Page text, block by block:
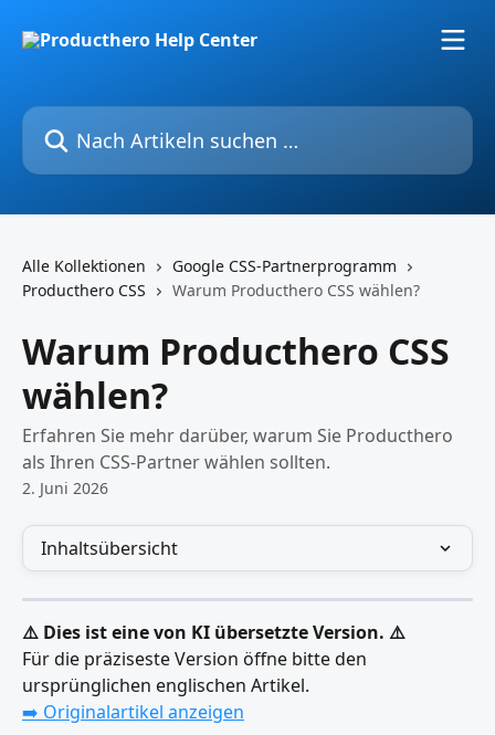
Nach Artikeln suchen …
Alle Kollektionen
Google CSS-Partnerprogramm
Producthero CSS
Warum Producthero CSS wählen?
Warum Producthero CSS
wählen?
Erfahren Sie mehr darüber, warum Sie Producthero
als Ihren CSS-Partner wählen sollten.
2. Juni 2026
Inhaltsübersicht
⚠️ Dies ist eine von KI übersetzte Version. ⚠️
Für die präziseste Version öffne bitte den
ursprünglichen englischen Artikel.
➡️ Originalartikel anzeigen